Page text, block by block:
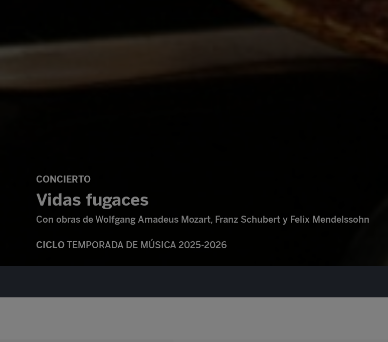
CONCIERTO
Vidas fugaces
Con obras de Wolfgang Amadeus Mozart, Franz Schubert y Felix Mendelssohn
CICLOTEMPORADA DE MÚSICA 2025-2026